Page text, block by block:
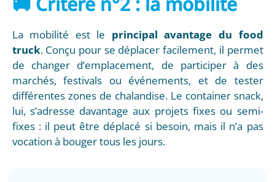
La mobilité est le principal avantage du food
truck. Conçu pour se déplacer facilement, il permet
de changer d’emplacement, de participer à des
marchés, festivals ou événements, et de tester
différentes zones de chalandise. Le container snack,
lui, s’adresse davantage aux projets fixes ou semi-
fixes : il peut être déplacé si besoin, mais il n’a pas
vocation à bouger tous les jours.